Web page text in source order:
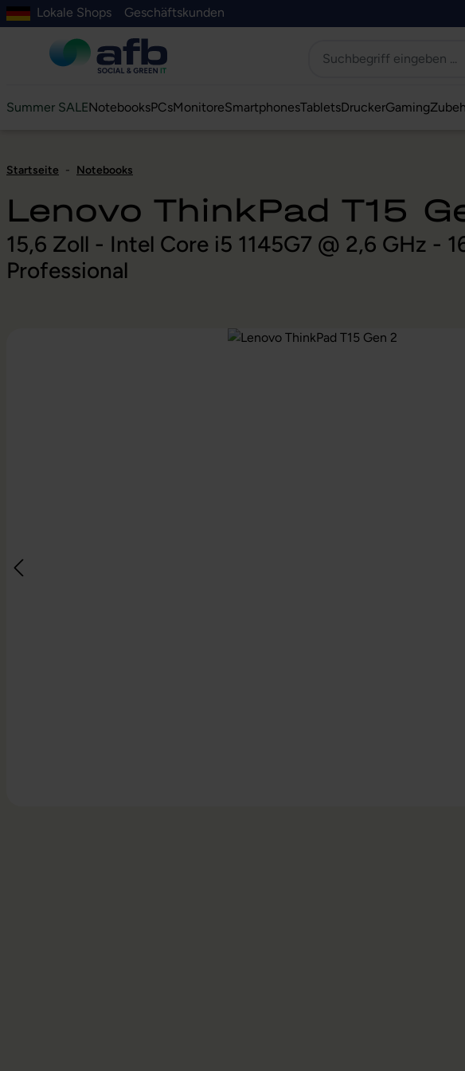
springen
Suche springen
Zur Hauptnavigation springen
Zur Navigation der B2B-Plattform springen
Lokale Shops Geschäftskunden
Summer SALENotebooksPCsMonitoreSmartphonesTabletsDruckerGaming
Startseite - Notebooks
Lenovo ThinkPad T15
15,6 Zoll - Intel Core i5 1145G7 @ 2,6 GHz -
Professional